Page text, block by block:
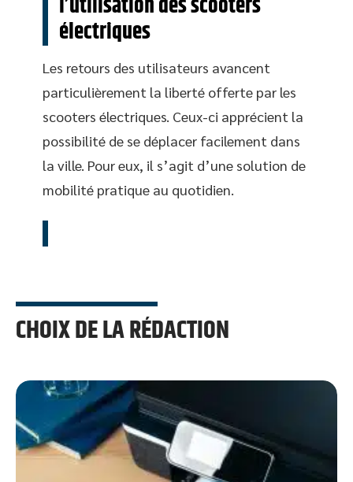
électriques
Les retours des utilisateurs avancent
particulièrement la liberté offerte par les
scooters électriques. Ceux-ci apprécient la
possibilité de se déplacer facilement dans
la ville. Pour eux, il s’agit d’une solution de
mobilité pratique au quotidien.
CHOIX DE LA RÉDACTION